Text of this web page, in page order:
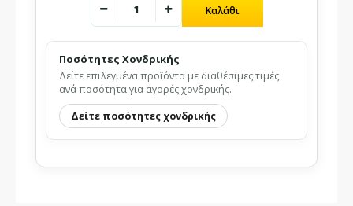
Ποσότητες Χονδρικής
Δείτε επιλεγμένα προϊόντα με διαθέσιμες τιμές
ανά ποσότητα για αγορές χονδρικής.
Δείτε ποσότητες χονδρικής